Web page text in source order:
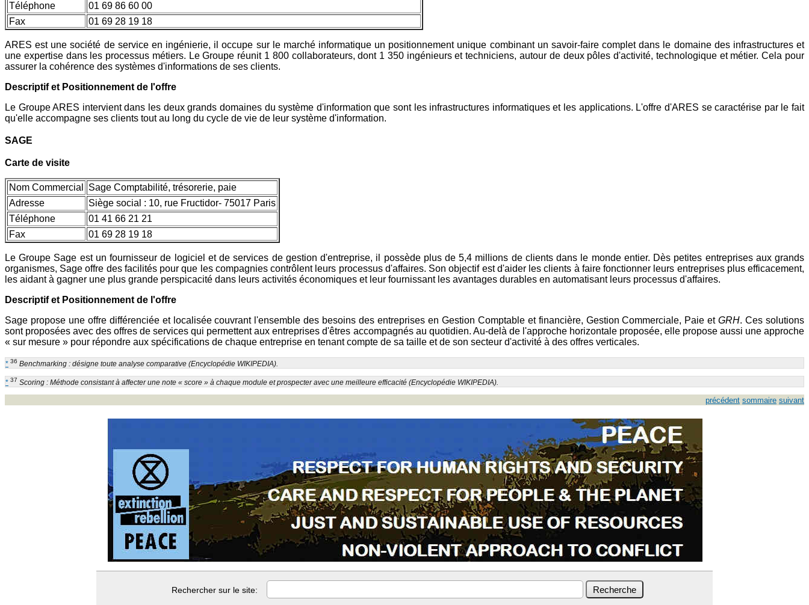
Téléphone
01 69 86 60 00
Fax
01 69 28 19 18
ARES est une société de service en ingénierie, il occupe sur le marché informatique un positionnement unique combinant un savoir-faire complet dans le domaine des infrastructures et
une expertise dans les processus métiers. Le Groupe réunit 1 800 collaborateurs, dont 1 350 ingénieurs et techniciens, autour de deux pôles d'activité, technologique et métier. Cela pour
assurer la cohérence des systèmes d'informations de ses clients.
Descriptif et Positionnement de l'offre
Le Groupe ARES intervient dans les deux grands domaines du système d'information que sont les infrastructures informatiques et les applications. L'offre d'ARES se caractérise par le fait
qu'elle accompagne ses clients tout au long du cycle de vie de leur système d'information.
SAGE
Carte de visite
Nom Commercial
Sage Comptabilité, trésorerie, paie
Adresse
Siège social : 10, rue Fructidor- 75017 Paris
Téléphone
01 41 66 21 21
Fax
01 69 28 19 18
Le Groupe Sage est un fournisseur de logiciel et de services de gestion d'entreprise, il possède plus de 5,4 millions de clients dans le monde entier. Dès petites entreprises aux grands
organismes, Sage offre des facilités pour que les compagnies contrôlent leurs processus d'affaires. Son objectif est d'aider les clients à faire fonctionner leurs entreprises plus efficacement,
les aidant à gagner une plus grande perspicacité dans leurs activités économiques et leur fournissant les avantages durables en automatisant leurs processus d'affaires.
Descriptif et Positionnement de l'offre
Sage propose une offre différenciée et localisée couvrant l'ensemble des besoins des entreprises en Gestion Comptable et financière, Gestion Commerciale, Paie etGRH. Ces solutions
sont proposées avec des offres de services qui permettent aux entreprises d'êtres accompagnés au quotidien. Au-delà de l'approche horizontale proposée, elle propose aussi une approche
« sur mesure » pour répondre aux spécifications de chaque entreprise en tenant compte de sa taille et de son secteur d'activité à des offres verticales.
* 36 Benchmarking : désigne toute analyse comparative (Encyclopédie WIKIPEDIA).
* 37 Scoring : Méthode consistant à affecter une note « score » à chaque module et prospecter avec une meilleure efficacité (Encyclopédie WIKIPEDIA).
précédent sommaire suivant
Rechercher sur le site: